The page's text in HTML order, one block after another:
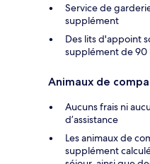
Service de
supplément
Des lits d'appoint
supplément de 90
Animaux de
Aucuns frais ni
d’assistance
Les animaux de
supplément